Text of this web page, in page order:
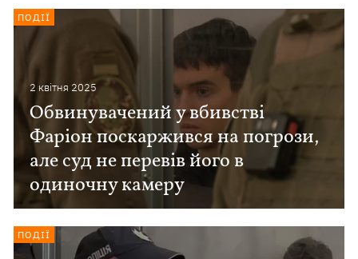
2 квiтня 2025
Обвинувачений у вбивстві
Фаріон поскаржився на погрози,
але суд не перевів його в
одиночну камеру
ПОДІЇ
ПОДІЇ